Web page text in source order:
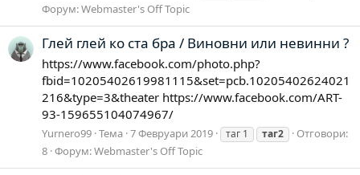
Форум:Webmaster's Off Topic
Глей глей ко ста бра / Виновни или невинни ?
https://www.facebook.com/photo.php?
fbid=10205402619981115&set=pcb.10205402624021
216&type=3&theater https://www.facebook.com/ART-
93-159655104074967/
Yurnero99 Тема 7 Февруари 2019 таг 1 таг2
Отговори:
8 Форум:Webmaster's Off Topic